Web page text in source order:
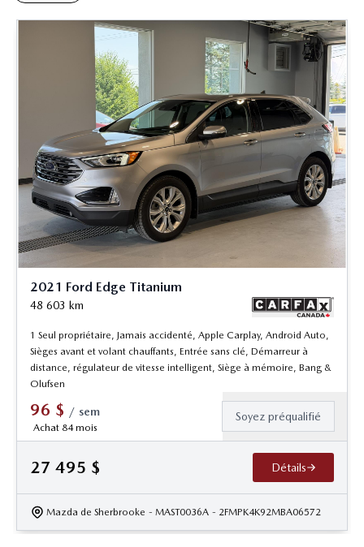
2021 Ford Edge Titanium
48 603 km
1 Seul propriétaire, Jamais accidenté, Apple Carplay, Android Auto,
Sièges avant et volant chauffants, Entrée sans clé, Démarreur à
distance, régulateur de vitesse intelligent, Siège à mémoire, Bang &
Olufsen
96 $ / sem
Achat 84 mois
Soyez préqualifié
27 495 $ Détails
Mazda de Sherbrooke - MAST0036A - 2FMPK4K92MBA06572